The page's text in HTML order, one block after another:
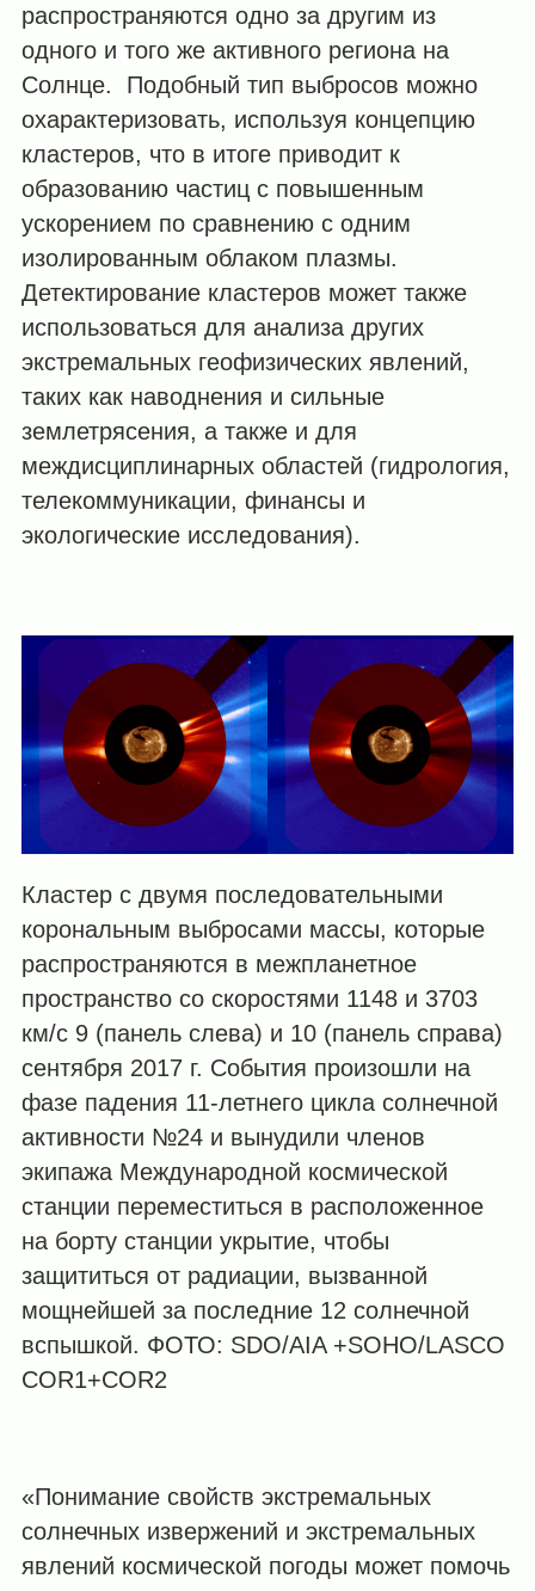
распространяются одно за другим из
одного и того же активного региона на
Солнце. Подобный тип выбросов можно
охарактеризовать, используя концепцию
кластеров, что в итоге приводит к
образованию частиц с повышенным
ускорением по сравнению с одним
изолированным облаком плазмы.
Детектирование кластеров может также
использоваться для анализа других
экстремальных геофизических явлений,
таких как наводнения и сильные
землетрясения, а также и для
междисциплинарных областей (гидрология,
телекоммуникации, финансы и
экологические исследования).
Кластер с двумя последовательными
корональным выбросами массы, которые
распространяются в межпланетное
пространство со скоростями 1148 и 3703
км/с 9 (панель слева) и 10 (панель справа)
сентября 2017 г. События произошли на
фазе падения 11-летнего цикла солнечной
активности №24 и вынудили членов
экипажа Международной космической
станции переместиться в расположенное
на борту станции укрытие, чтобы
защититься от радиации, вызванной
мощнейшей за последние 12 солнечной
вспышкой. ФОТО: SDO/AIA +SOHO/LASCO
COR1+COR2
«Понимание свойств экстремальных
солнечных извержений и экстремальных
явлений космической погоды может помочь